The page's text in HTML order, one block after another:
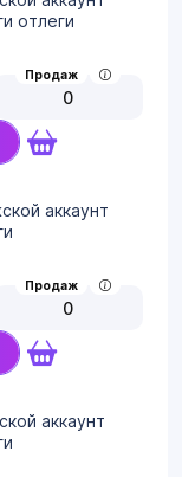
отлеги
Продаж
0
аккаунт
Продаж
0
аккаунт